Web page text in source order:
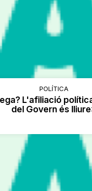
POLÍTICA
L'afiliació
del Govern és